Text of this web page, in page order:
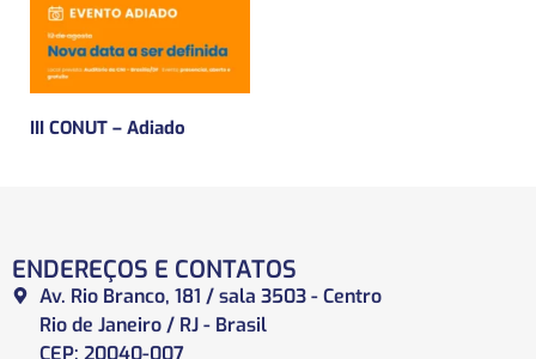
III CONUT – Adiado
ENDEREÇOS E CONTATOS
Av. Rio Branco, 181 / sala 3503 - Centro
Rio de Janeiro / RJ - Brasil
CEP: 20040-007